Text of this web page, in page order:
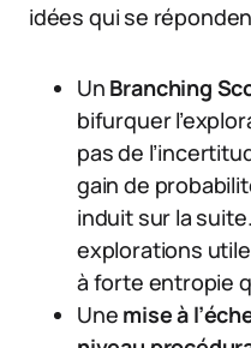
idées qui se
Un Branching
bifurquer
pas de
gain de
induit sur la
explorations
à forte entropie
Une mise à